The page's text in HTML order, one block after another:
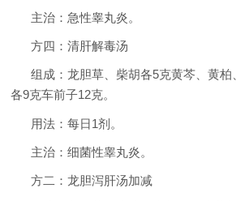
主治：急性睾丸炎。
方四：清肝解毒汤
组成：龙胆草、柴胡各5克黄芩、黄
各9克车前子12克。
用法：每日1剂。
主治：细菌性睾丸炎。
方二：龙胆泻肝汤加减